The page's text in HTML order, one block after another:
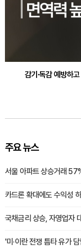
감기·독감 예방하
주요 뉴스
서울 아파트 상승거래
카드론 확대에도 수익성
국채금리 상승, 자영업자
'미·이란 전쟁 틈타 유가